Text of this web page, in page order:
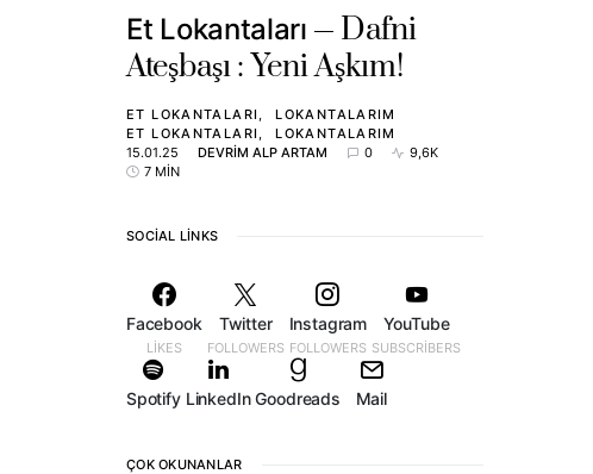
Et Lokantaları
Dafni
Ateşbaşı : Yeni Aşkım!
ET LOKANTALARI
LOKANTALARIM
ET LOKANTALARI
LOKANTALARIM
15.01.25
DEVRIM ALP ARTAM 0
9,6K
7 MIN
SOCIAL LINKS
Facebook
LIKES
Twitter
FOLLOWERS
Instagram
FOLLOWERS
YouTube
SUBSCRIBERS
Spotify LinkedIn Goodreads Mail
ÇOK OKUNANLAR